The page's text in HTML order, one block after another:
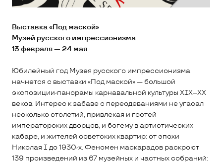
Выставка «Под маской»
Музей русского импрессионизма
13 февраля — 24 мая
Юбилейный год Музея русского импрессионизма
начнется с выставки «Под маской» — большой
экспозиции-панорамы карнавальной культуры XIX–XX
веков. Интерес к забаве с переодеваниями не угасал
несколько столетий, привлекая и гостей
императорских дворцов, и богему в артистических
кабаре, и жителей советских квартир: от эпохи
Николая I до 1930-х. Феномен маскарадов раскроют
139 произведений из 67 музейных и частных собраний: